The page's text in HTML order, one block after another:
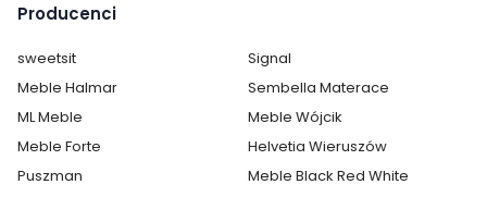
Producenci
sweetsit
Signal
Meble Halmar
Sembella Materace
ML Meble
Meble Wójcik
Meble Forte
Helvetia Wieruszów
Puszman
Meble Black Red White